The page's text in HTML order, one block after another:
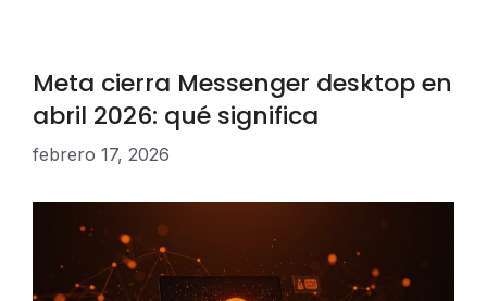
Meta cierra Messenger desktop en
abril 2026: qué significa
febrero 17, 2026